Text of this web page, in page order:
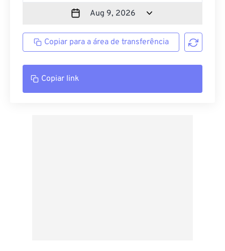
Copiar para a área de transferência
Copiar link